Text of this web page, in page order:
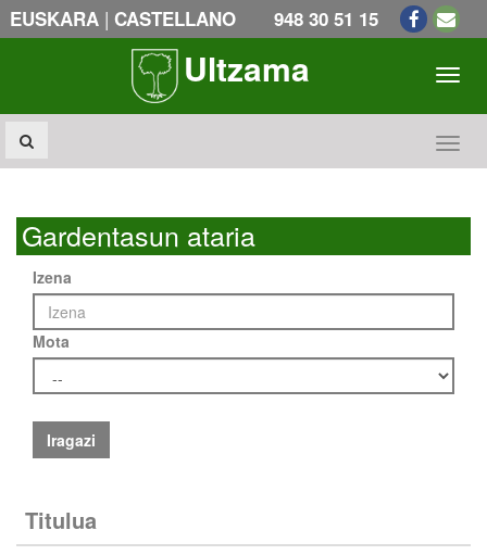
EUSKARA | CASTELLANO 948 30 51 15
Ultzama
Gardentasun ataria
Izena
Mota
Iragazi
Titulua